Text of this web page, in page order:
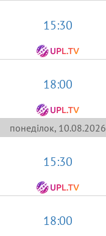
15:30
18:00
понеділок, 10.08.2026
15:30
18:00